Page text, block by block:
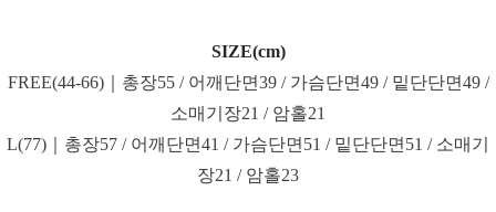
SIZE(cm)
FREE(44-66)｜총장55 / 어깨단면39 / 가슴단면49 / 밑단단면49 /
소매기장21 / 암홀21
L(77)｜총장57 / 어깨단면41 / 가슴단면51 / 밑단단면51 / 소매기
장21 / 암홀23